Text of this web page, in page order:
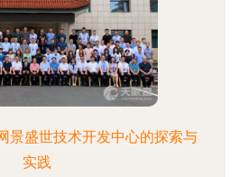
景盛世技术开发中心的探索与
实践